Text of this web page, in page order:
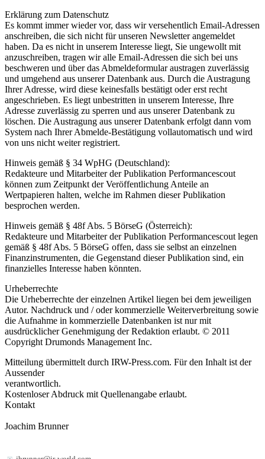
Erklärung zum Datenschutz
Es kommt immer wieder vor, dass wir versehentlich Email-Adressen
anschreiben, die sich nicht für unseren Newsletter angemeldet
haben. Da es nicht in unserem Interesse liegt, Sie ungewollt mit
anzuschreiben, tragen wir alle Email-Adressen die sich bei uns
beschweren und über das Abmeldeformular austragen zuverlässig
und umgehend aus unserer Datenbank aus. Durch die Austragung
Ihrer Adresse, wird diese keinesfalls bestätigt oder erst recht
angeschrieben. Es liegt unbestritten in unserem Interesse, Ihre
Adresse zuverlässig zu sperren und aus unserer Datenbank zu
löschen. Die Austragung aus unserer Datenbank erfolgt dann vom
System nach Ihrer Abmelde-Bestätigung vollautomatisch und wird
von uns nicht weiter registriert.
Hinweis gemäß § 34 WpHG (Deutschland):
Redakteure und Mitarbeiter der Publikation Performancescout
können zum Zeitpunkt der Veröffentlichung Anteile an
Wertpapieren halten, welche im Rahmen dieser Publikation
besprochen werden.
Hinweis gemäß § 48f Abs. 5 BörseG (Österreich):
Redakteure und Mitarbeiter der Publikation Performancescout legen
gemäß § 48f Abs. 5 BörseG offen, dass sie selbst an einzelnen
Finanzinstrumenten, die Gegenstand dieser Publikation sind, ein
finanzielles Interesse haben könnten.
Urheberrechte
Die Urheberrechte der einzelnen Artikel liegen bei dem jeweiligen
Autor. Nachdruck und / oder kommerzielle Weiterverbreitung sowie
die Aufnahme in kommerzielle Datenbanken ist nur mit
ausdrücklicher Genehmigung der Redaktion erlaubt. © 2011
Copyright Drumonds Management Inc.
Mitteilung übermittelt durch IRW-Press.com. Für den Inhalt ist der
Aussender
verantwortlich.
Kostenloser Abdruck mit Quellenangabe erlaubt.
Kontakt
Joachim Brunner